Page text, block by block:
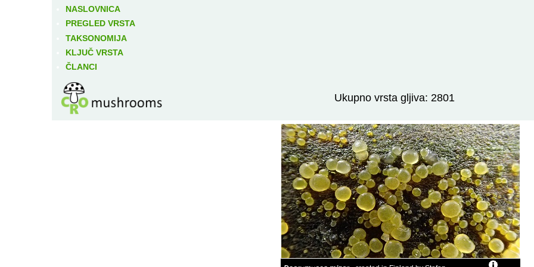
NASLOVNICA
PREGLED VRSTA
TAKSONOMIJA
KLJUČ VRSTA
ČLANCI
Ukupno vrsta gljiva: 2801